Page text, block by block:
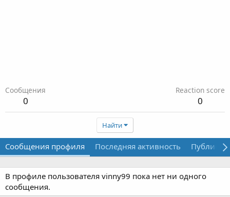
Сообщения
0
Reaction score
0
Найти
Сообщения профиля Последняя активность
В профиле пользователя vinny99 пока нет ни одного
сообщения.